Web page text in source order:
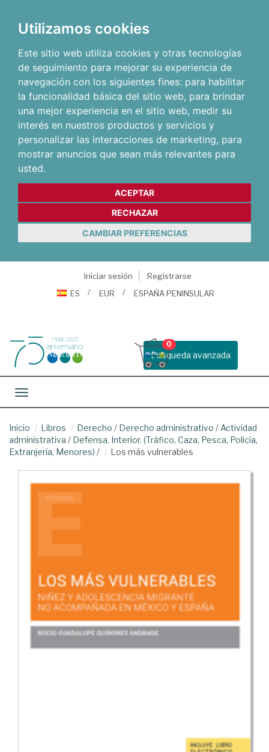
Utilizamos cookies
Este sitio web utiliza cookies y otras tecnologías
de seguimiento para mejorar su experiencia de
navegación con los siguientes fines: para habilitar
la funcionalidad básica del sitio web, para brindar
una mejor experiencia en el sitio web, medir su
interés en nuestros productos y servicios y
personalizar las interacciones de marketing, para
mostrar anuncios que sean más relevantes para
usted.
ACEPTAR
RECHAZAR
CAMBIAR PREFERENCIAS
Iniciar sesión
Registrarse
ES
EUR ESPAÑA PENINSULAR
Busqueda avanzada
0
Toggle navigation
Inicio Libros Derecho / Derecho administrativo / Actividad
administrativa / Defensa. Interior. (Tráfico, Caza, Pesca, Policía,
Extranjería, Menores) / Los más vulnerables